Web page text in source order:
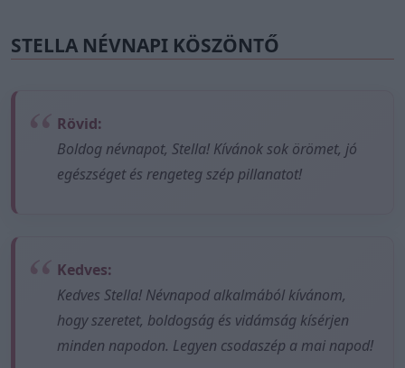
STELLA NÉVNAPI KÖSZÖNTŐ
Rövid:
Boldog névnapot, Stella! Kívánok sok örömet, jó
egészséget és rengeteg szép pillanatot!
Kedves:
Kedves Stella! Névnapod alkalmából kívánom,
hogy szeretet, boldogság és vidámság kísérjen
minden napodon. Legyen csodaszép a mai napod!